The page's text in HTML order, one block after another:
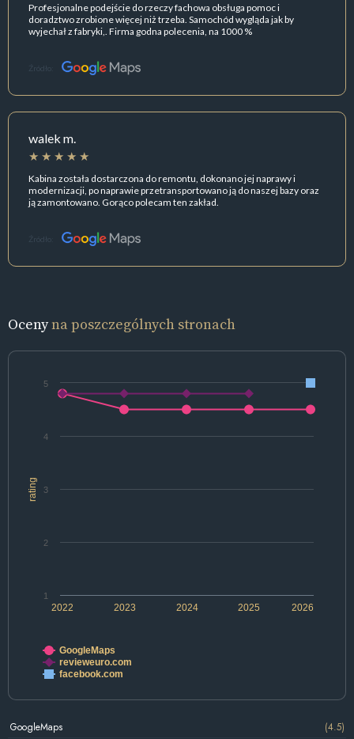
Profesjonalne podejście do rzeczy fachowa obsługa pomoc i
doradztwo zrobione więcej niż trzeba. Samochód wygląda jak by
wyjechał z fabryki,. Firma godna polecenia, na 1000 %
Źródło:
walek m.
Kabina została dostarczona do remontu, dokonano jej naprawy i
modernizacji, po naprawie przetransportowano ją do naszej bazy oraz
ją zamontowano. Gorąco polecam ten zakład.
Źródło:
Ocenyna poszczególnych stronach
rating
2022 2024 2026
2023 2025
1
2
3
4
5
GoogleMaps
revieweuro.com
facebook.com
GoogleMaps (4.5)